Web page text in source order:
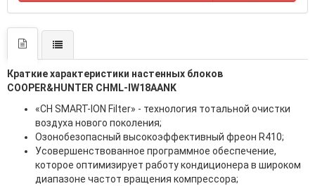
Краткие характеристики настенных блоков
COOPER&HUNTER CHML-IW18AANK
«CH SMART-ION Filter» - технология тотальной очистки
воздуха нового поколения;
Озонобезопасный высокоэффективный фреон R410;
Усовершенствованное программное обеспечение,
которое оптимизирует работу кондиционера в широком
диапазоне частот вращения компрессора;